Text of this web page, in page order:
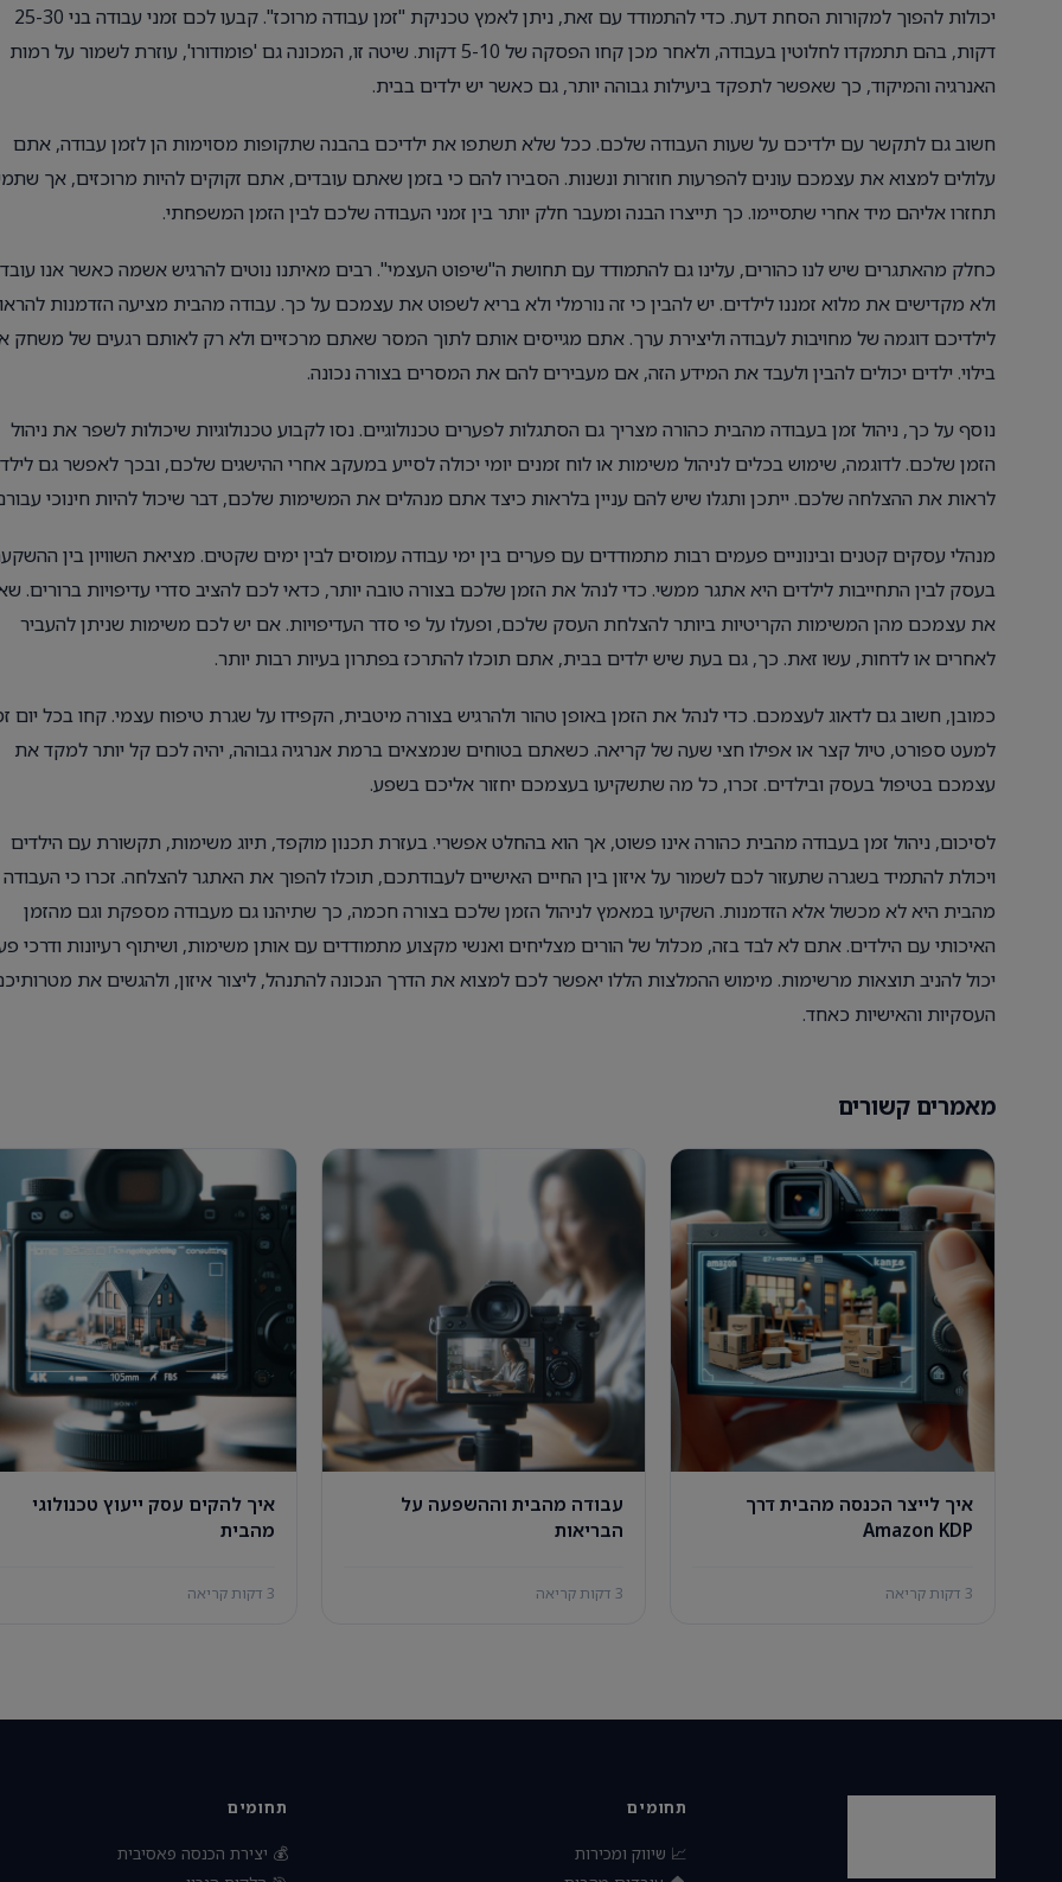
יכולות להפוך למקורות הסחת דעת. כדי להתמודד עם זאת, ניתן לאמץ טכניקת "זמן עבודה מרוכז". קבעו לכם זמני עבודה בני 25-30
דקות, בהם תתמקדו לחלוטין בעבודה, ולאחר מכן קחו הפסקה של 5-10 דקות. שיטה זו, המכונה גם 'פומודורו', עוזרת לשמור על רמות
האנרגיה והמיקוד, כך שאפשר לתפקד ביעילות גבוהה יותר, גם כאשר יש ילדים בבית.
חשוב גם לתקשר עם ילדיכם על שעות העבודה שלכם. ככל שלא תשתפו את ילדיכם בהבנה שתקופות מסוימות הן לזמן עבודה, אתם
עלולים למצוא את עצמכם עונים להפרעות חוזרות ונשנות. הסבירו להם כי בזמן שאתם עובדים, אתם זקוקים להיות מרוכזים, אך
תחזרו אליהם מיד אחרי שתסיימו. כך תייצרו הבנה ומעבר חלק יותר בין זמני העבודה שלכם לבין הזמן המשפחתי.
כחלק מהאתגרים שיש לנו כהורים, עלינו גם להתמודד עם תחושת ה"שיפוט העצמי". רבים מאיתנו נוטים להרגיש אשמה כאשר אנו
ולא מקדישים את מלוא זמננו לילדים. יש להבין כי זה נורמלי ולא בריא לשפוט את עצמכם על כך. עבודה מהבית מציעה הזדמנות
לילדיכם דוגמה של מחויבות לעבודה וליצירת ערך. אתם מגייסים אותם לתוך המסר שאתם מרכזיים ולא רק לאותם רגעים של משחק
בילוי. ילדים יכולים להבין ולעבד את המידע הזה, אם מעבירים להם את המסרים בצורה נכונה.
נוסף על כך, ניהול זמן בעבודה מהבית כהורה מצריך גם הסתגלות לפערים טכנולוגיים. נסו לקבוע טכנולוגיות שיכולות לשפר את ניהול
הזמן שלכם. לדוגמה, שימוש בכלים לניהול משימות או לוח זמנים יומי יכולה לסייע במעקב אחרי ההישגים שלכם, ובכך לאפשר גם
לראות את ההצלחה שלכם. ייתכן ותגלו שיש להם עניין בלראות כיצד אתם מנהלים את המשימות שלכם, דבר שיכול להיות חינוכי
מנהלי עסקים קטנים ובינוניים פעמים רבות מתמודדים עם פערים בין ימי עבודה עמוסים לבין ימים שקטים. מציאת השוויון בין
בעסק לבין התחייבות לילדים היא אתגר ממשי. כדי לנהל את הזמן שלכם בצורה טובה יותר, כדאי לכם להציב סדרי עדיפויות ברורים.
את עצמכם מהן המשימות הקריטיות ביותר להצלחת העסק שלכם, ופעלו על פי סדר העדיפויות. אם יש לכם משימות שניתן להעביר
לאחרים או לדחות, עשו זאת. כך, גם בעת שיש ילדים בבית, אתם תוכלו להתרכז בפתרון בעיות רבות יותר.
כמובן, חשוב גם לדאוג לעצמכם. כדי לנהל את הזמן באופן טהור ולהרגיש בצורה מיטבית, הקפידו על שגרת טיפוח עצמי. קחו בכל יום
למעט ספורט, טיול קצר או אפילו חצי שעה של קריאה. כשאתם בטוחים שנמצאים ברמת אנרגיה גבוהה, יהיה לכם קל יותר למקד את
עצמכם בטיפול בעסק ובילדים. זכרו, כל מה שתשקיעו בעצמכם יחזור אליכם בשפע.
לסיכום, ניהול זמן בעבודה מהבית כהורה אינו פשוט, אך הוא בהחלט אפשרי. בעזרת תכנון מוקפד, תיוג משימות, תקשורת עם הילדים
ויכולת להתמיד בשגרה שתעזור לכם לשמור על איזון בין החיים האישיים לעבודתכם, תוכלו להפוך את האתגר להצלחה. זכרו כי העבודה
מהבית היא לא מכשול אלא הזדמנות. השקיעו במאמץ לניהול הזמן שלכם בצורה חכמה, כך שתיהנו גם מעבודה מספקת וגם מהזמן
האיכותי עם הילדים. אתם לא לבד בזה, מכלול של הורים מצליחים ואנשי מקצוע מתמודדים עם אותן משימות, ושיתוף רעיונות ודרכי
יכול להניב תוצאות מרשימות. מימוש ההמלצות הללו יאפשר לכם למצוא את הדרך הנכונה להתנהל, ליצור איזון, ולהגשים את
העסקיות והאישיות כאחד.
מאמרים קשורים
איך לייצר הכנסה מהבית דרך
Amazon KDP
3 דקות קריאה
עבודה מהבית וההשפעה על
הבריאות
3 דקות קריאה
איך להקים עסק ייעוץ טכנולוגי
מהבית
3 דקות קריאה
תחומים
📈 שיווק ומכירות
תחומים
💰 יצירת הכנסה פאסיבית